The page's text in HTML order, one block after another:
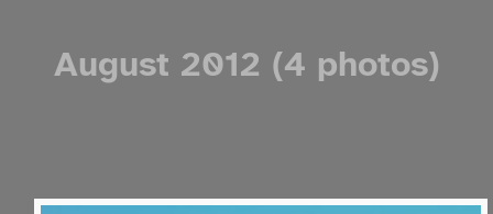
August 2012 (4 photos)